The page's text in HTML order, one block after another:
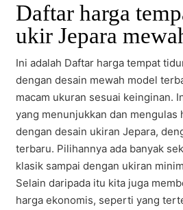
Daftar harga
ukir Jepara
Ini adalah Daftar harga tempat
dengan desain mewah model
macam ukuran sesuai keinginan.
yang menunjukkan dan mengulas
dengan desain ukiran Jepara,
terbaru. Pilihannya ada banyak
klasik sampai dengan ukiran
Selain daripada itu kita juga
harga ekonomis, seperti yang